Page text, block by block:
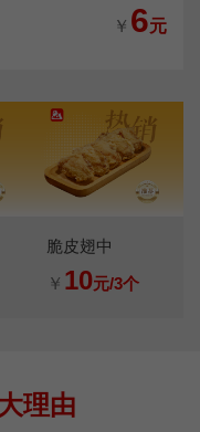
￥ 6元
脆皮翅中
￥ 10元/3个
理由